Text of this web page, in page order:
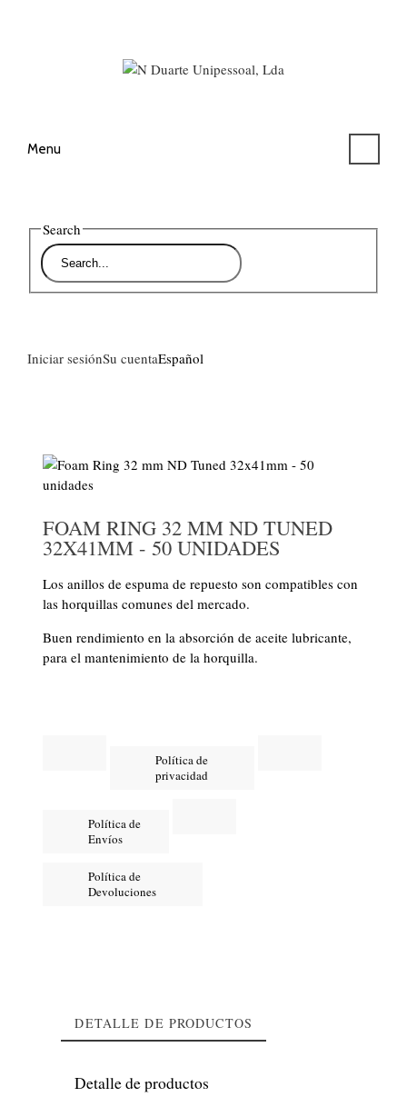
Menu
Search
Iniciar sesiónSu cuentaEspañol
FOAM RING 32 MM ND TUNED
32X41MM - 50 UNIDADES
Los anillos de espuma de repuesto son compatibles con
las horquillas comunes del mercado.
Buen rendimiento en la absorción de aceite lubricante,
para el mantenimiento de la horquilla.
Política de
privacidad
Política de
Envíos
Política de
Devoluciones
DETALLE DE PRODUCTOS
Detalle de productos